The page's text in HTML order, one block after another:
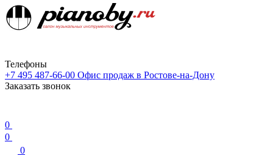
Телефоны
+7 495 487-66-00 Офис продаж в Ростове-на-Дону
Заказать звонок
0
0
0